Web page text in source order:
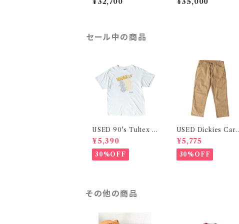
セール中の商品
USED 90's Tultex P
rinted S/S Tee
¥5,390
30%OFF
USED Dickies Carp
enter Pants
¥5,775
30%OFF
その他の商品